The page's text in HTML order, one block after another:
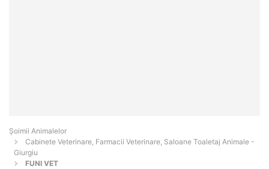
Şoimii Animalelor
Cabinete Veterinare, Farmacii Veterinare, Saloane Toaletaj Animale -
Giurgiu
FUNI VET